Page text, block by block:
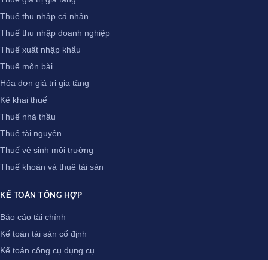
Thuế thu nhập cá nhân
Thuế thu nhập doanh nghiệp
Thuế xuất nhập khẩu
Thuế môn bài
Hóa đơn giá trị gia tăng
Kê khai thuế
Thuế nhà thầu
Thuế tài nguyên
Thuế vệ sinh môi trường
Thuế khoán và thuê tài sản
KẾ TOÁN TỔNG HỢP
Báo cáo tài chính
Kế toán tài sản cố định
Kế toán công cụ dụng cụ